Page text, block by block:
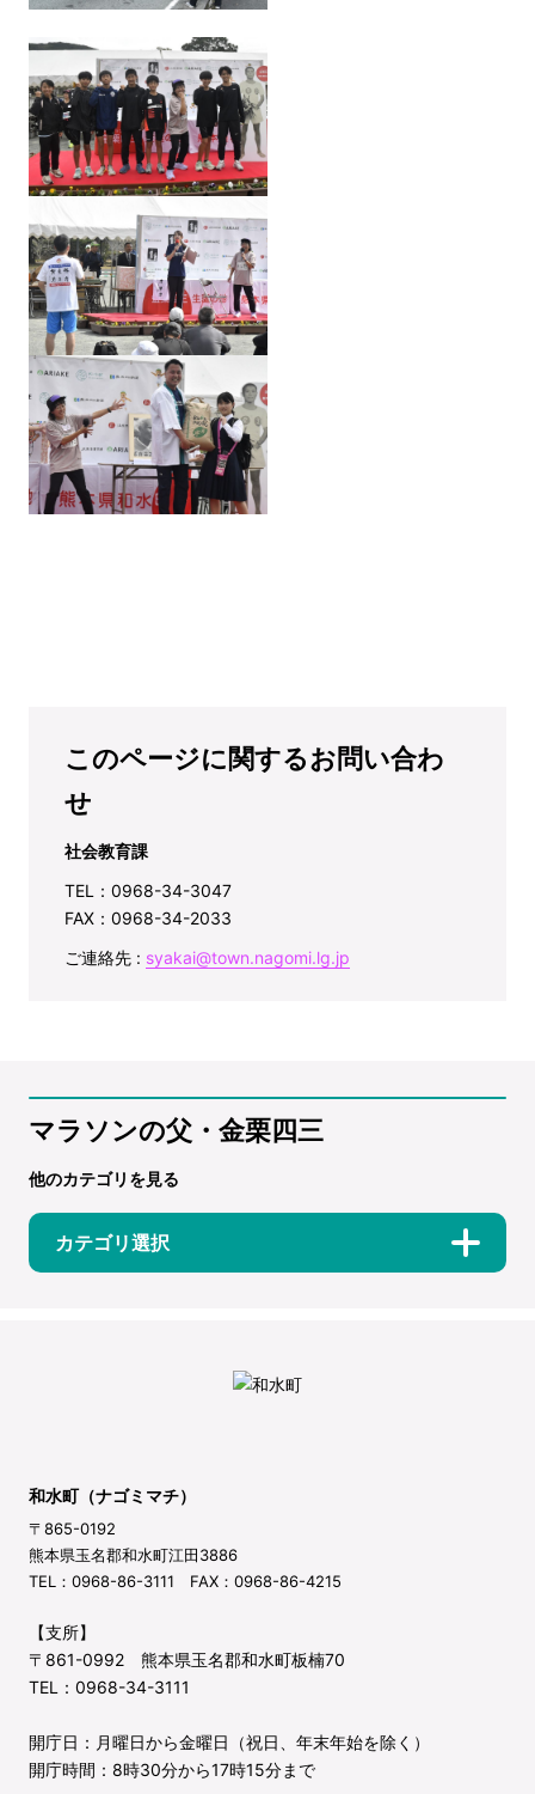
このページに関するお問い合わ
せ
社会教育課
TEL：0968-34-3047
FAX：0968-34-2033
ご連絡先 : syakai@town.nagomi.lg.jp
マラソンの父・金栗四三
他のカテゴリを見る
カテゴリ選択
和水町（ナゴミマチ）
〒865-0192
熊本県玉名郡和水町江田3886
TEL：0968-86-3111 FAX：0968-86-4215
【支所】
〒861-0992 熊本県玉名郡和水町板楠70
TEL：0968-34-3111
開庁日：月曜日から金曜日（祝日、年末年始を除く）
開庁時間：8時30分から17時15分まで